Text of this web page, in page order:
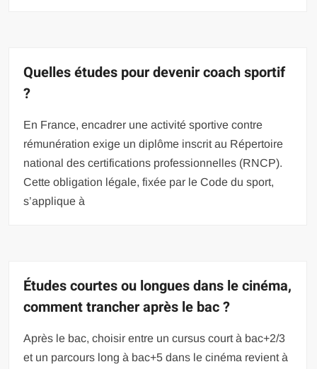
Quelles études pour devenir coach sportif
?
En France, encadrer une activité sportive contre
rémunération exige un diplôme inscrit au Répertoire
national des certifications professionnelles (RNCP).
Cette obligation légale, fixée par le Code du sport,
s’applique à
Études courtes ou longues dans le cinéma,
comment trancher après le bac ?
Après le bac, choisir entre un cursus court à bac+2/3
et un parcours long à bac+5 dans le cinéma revient à